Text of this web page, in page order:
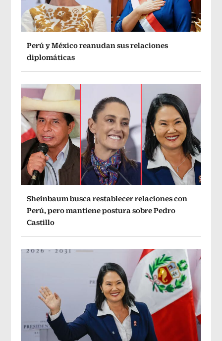
Perú y México reanudan sus relaciones
diplomáticas
Sheinbaum busca restablecer relaciones con
Perú, pero mantiene postura sobre Pedro
Castillo